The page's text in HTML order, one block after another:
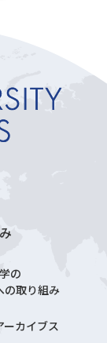
の
の取り組み
ーカイブス